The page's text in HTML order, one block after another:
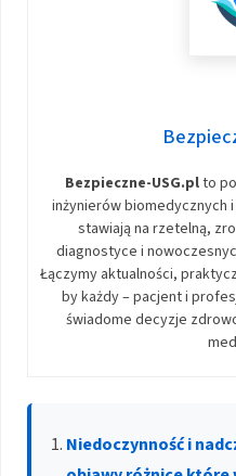
Bezpieczne-USG.plto
inżynierów biomedycznych
stawiają na rzetelną,
diagnostyce i
Łączymy aktualności,
by każdy – pacjent i
świadome decyzje
Niedoczynność i